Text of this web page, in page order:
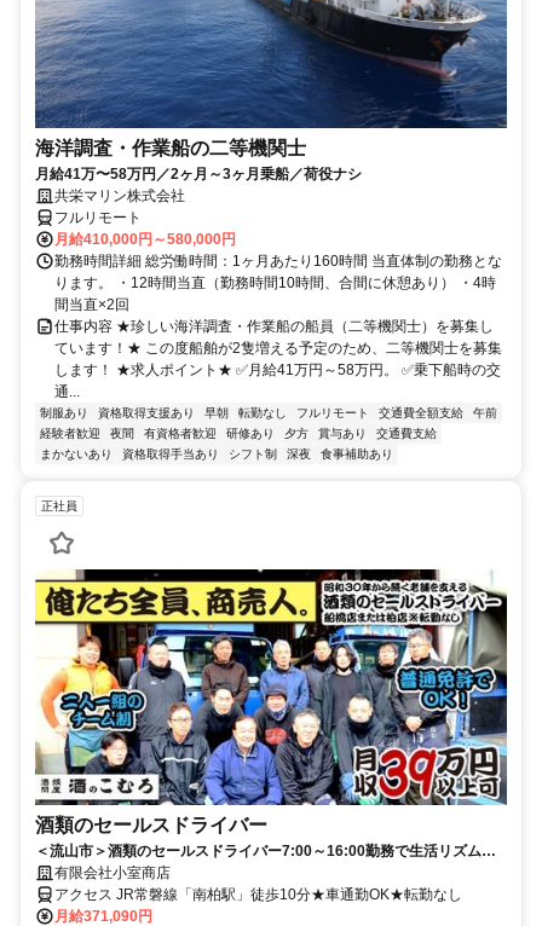
海洋調査・作業船の二等機関士
月給41万〜58万円／2ヶ月～3ヶ月乗船／荷役ナシ
共栄マリン株式会社
フルリモート
月給410,000円～580,000円
勤務時間詳細 総労働時間：1ヶ月あたり160時間 当直体制の勤務とな
ります。 ・12時間当直（勤務時間10時間、合間に休憩あり） ・4時
間当直×2回
仕事内容 ★珍しい海洋調査・作業船の船員（二等機関士）を募集し
ています！★ この度船舶が2隻増える予定のため、二等機関士を募集
します！ ★求人ポイント★ ✅月給41万円～58万円。 ✅乗下船時の交
通...
制服あり 資格取得支援あり 早朝 転勤なし フルリモート 交通費全額支給
午前
経験者歓迎
夜間 有資格者歓迎 研修あり 夕方 賞与あり
交通費支給
まかないあり
資格取得手当あり シフト制 深夜 食事補助あり
正社員
酒類のセールスドライバー
＜流山市＞酒類のセールスドライバー7:00～16:00勤務で生活リズム安
定 有限会社小室商店
アクセス JR常磐線「南柏駅」徒歩10分★車通勤OK★転勤なし
月給371,090円